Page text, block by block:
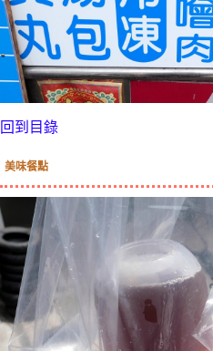
回到目錄
美味餐點